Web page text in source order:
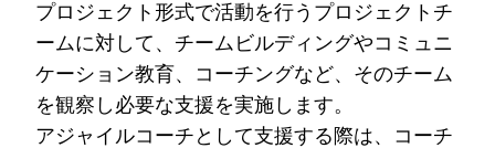
プロジェクト形式で活動を行うプロジェクトチ
ームに対して、チームビルディングやコミュニ
ケーション教育、コーチングなど、そのチーム
を観察し必要な支援を実施します。
アジャイルコーチとして支援する際は、コーチ